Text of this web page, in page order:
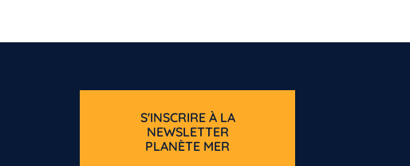
S'INSCRIRE À LA
NEWSLETTER
PLANÈTE MER